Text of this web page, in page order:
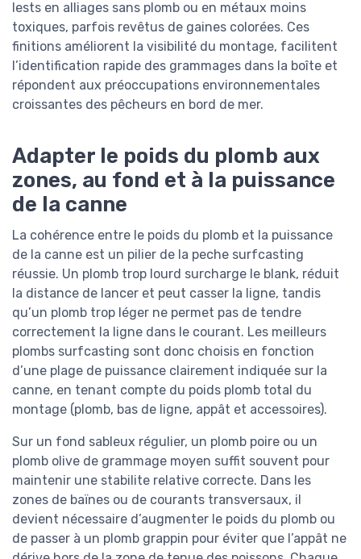
lests en alliages sans plomb ou en métaux moins
toxiques, parfois revêtus de gaines colorées. Ces
finitions améliorent la visibilité du montage, facilitent
l’identification rapide des grammages dans la boîte et
répondent aux préoccupations environnementales
croissantes des pêcheurs en bord de mer.
Adapter le poids du plomb aux
zones, au fond et à la puissance
de la canne
La cohérence entre le poids du plomb et la puissance
de la canne est un pilier de la peche surfcasting
réussie. Un plomb trop lourd surcharge le blank, réduit
la distance de lancer et peut casser la ligne, tandis
qu’un plomb trop léger ne permet pas de tendre
correctement la ligne dans le courant. Les meilleurs
plombs surfcasting sont donc choisis en fonction
d’une plage de puissance clairement indiquée sur la
canne, en tenant compte du poids plomb total du
montage (plomb, bas de ligne, appât et accessoires).
Sur un fond sableux régulier, un plomb poire ou un
plomb olive de grammage moyen suffit souvent pour
maintenir une stabilite relative correcte. Dans les
zones de baïnes ou de courants transversaux, il
devient nécessaire d’augmenter le poids du plomb ou
de passer à un plomb grappin pour éviter que l’appât ne